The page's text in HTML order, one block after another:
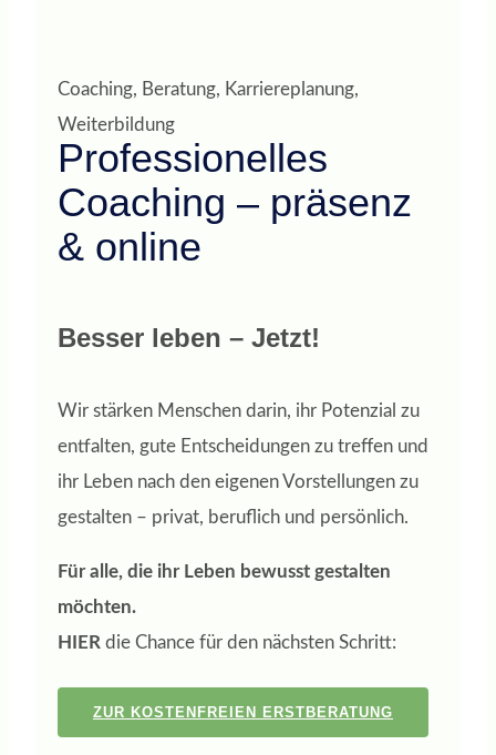
Coaching, Beratung, Karriereplanung,
Weiterbildung
Professionelles
Coaching – präsenz
& online
Besser leben – Jetzt!
Wir stärken Menschen darin, ihr Potenzial zu
entfalten, gute Entscheidungen zu treffen und
ihr Leben nach den eigenen Vorstellungen zu
gestalten – privat, beruflich und persönlich.
Für alle, die ihr Leben bewusst gestalten
möchten.
HIER die Chance für den nächsten Schritt:
ZUR KOSTENFREIEN ERSTBERATUNG